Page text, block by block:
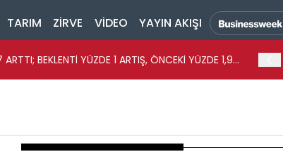
TARIM ZİRVE VİDEO YAYIN AKIŞI
BEKLENTİ YÜZDE 1 ARTIŞ, ÖNCEKİ YÜZDE 1,9